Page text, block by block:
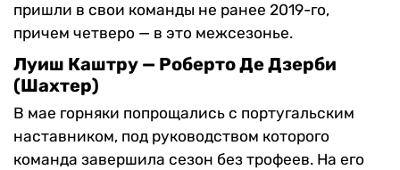
пришли в свои команды не ранее 2019-го,
причем четверо — в это межсезонье.
Луиш Каштру — Роберто Де Дзерби
(Шахтер)
В мае горняки попрощались с португальским
наставником, под руководством которого
команда завершила сезон без трофеев. На его